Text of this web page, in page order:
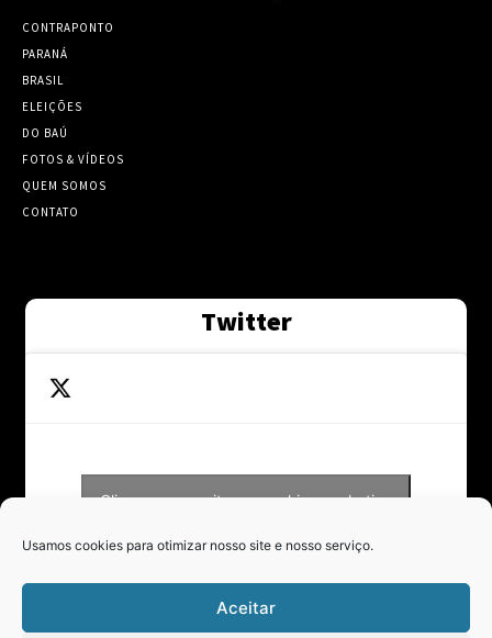
Usamos cookies para otimizar nosso site e nosso serviço.
Aceitar
CONTRAPONTO
PARANÁ
BRASIL
ELEIÇÕES
DO BAÚ
FOTOS & VÍDEOS
QUEM SOMOS
CONTATO
Twitter
Clique para aceitar os cookies marketing